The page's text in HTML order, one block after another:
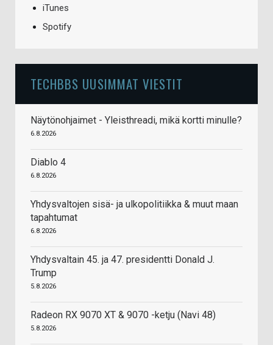
iTunes
Spotify
TECHBBS UUSIMMAT VIESTIT
Näytönohjaimet - Yleisthreadi, mikä kortti minulle?
6.8.2026
Diablo 4
6.8.2026
Yhdysvaltojen sisä- ja ulkopolitiikka & muut maan
tapahtumat
6.8.2026
Yhdysvaltain 45. ja 47. presidentti Donald J.
Trump
5.8.2026
Radeon RX 9070 XT & 9070 -ketju (Navi 48)
5.8.2026